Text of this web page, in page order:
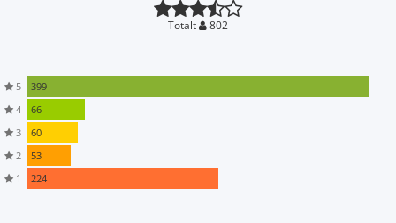
Totalt 802
5
399
4
66
3
60
2
53
1
224